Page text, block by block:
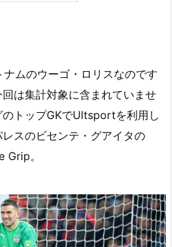
ムのウーゴ・ロリスなのです
は集計対象に含まれていませ
トップGKでUltsportを利用し
スのビセンテ・グアイタの
Grip。